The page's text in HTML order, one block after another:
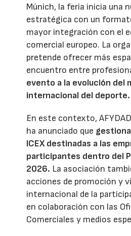
Múnich, la feria inicia una
estratégica con un
mayor integración con el
comercial europeo. La
pretende ofrecer más
encuentro entre
evento a la evolución del
internacional del deporte.
En este contexto,
ha anunciado que
ICEX destinadas a las
participantes dentro del
2026. La asociación
acciones de promoción y
internacional de la
en colaboración con las
Comerciales y medios